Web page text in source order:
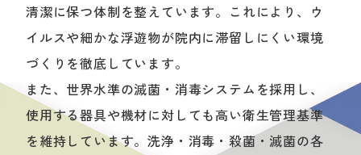
清潔に保つ体制を整えています。これにより、ウ
イルスや細かな浮遊物が院内に滞留しにくい環境
づくりを徹底しています。
また、世界水準の滅菌・消毒システムを採用し、
使用する器具や機材に対しても高い衛生管理基準
を維持しています。洗浄・消毒・殺菌・滅菌の各